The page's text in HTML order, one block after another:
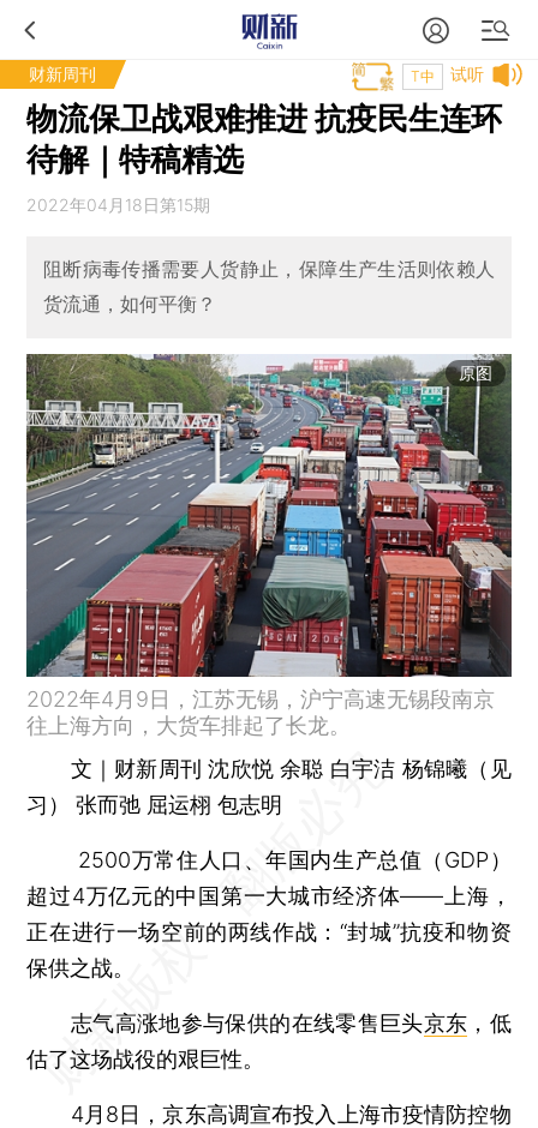
财新周刊 试听
T中
物流保卫战艰难推进 抗疫民生连环
待解｜特稿精选
2022年04月18日第15期
阻断病毒传播需要人货静止，保障生产生活则依赖人
货流通，如何平衡？
原图
2022年4月9日，江苏无锡，沪宁高速无锡段南京
往上海方向，大货车排起了长龙。
文｜财新周刊 沈欣悦 余聪 白宇洁 杨锦曦（见
习） 张而弛 屈运栩 包志明
2500万常住人口、年国内生产总值（GDP）
超过4万亿元的中国第一大城市经济体——上海，
正在进行一场空前的两线作战：“封城”抗疫和物资
保供之战。
志气高涨地参与保供的在线零售巨头京东 ，低
估了这场战役的艰巨性。
4月8日，京东高调宣布投入上海市疫情防控物